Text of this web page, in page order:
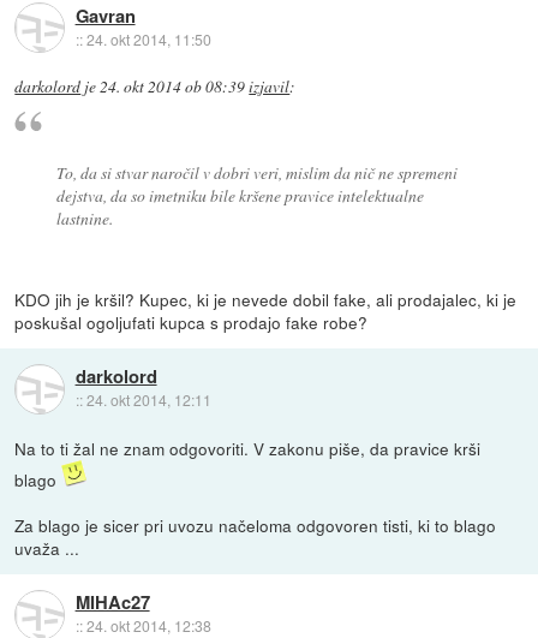
Gavran
::24. okt 2014, 11:50
darkolord je24. okt 2014 ob 08:39izjavil:
To, da si stvar naročil v dobri veri, mislim da nič ne spremeni
dejstva, da so imetniku bile kršene pravice intelektualne
lastnine.
KDO jih je kršil? Kupec, ki je nevede dobil fake, ali prodajalec, ki je
poskušal ogoljufati kupca s prodajo fake robe?
darkolord
::24. okt 2014, 12:11
Na to ti žal ne znam odgovoriti. V zakonu piše, da pravice krši
blago
Za blago je sicer pri uvozu načeloma odgovoren tisti, ki to blago
uvaža ...
MIHAc27
::24. okt 2014, 12:38